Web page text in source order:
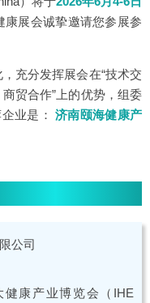
康展会诚挚邀请您参展参
充分发挥展会在“技术交
贸合作”上的优势，组委
企业是：济南颐海健康产
公司
康产业博览会（IHE